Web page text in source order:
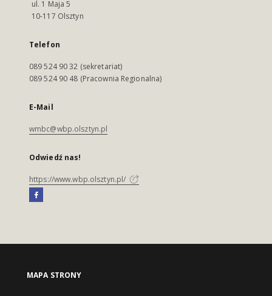
ul. 1 Maja 5
10-117 Olsztyn
Telefon
089 524 90 32 (sekretariat)
089 524 90 48 (Pracownia Regionalna)
E-Mail
wmbc@wbp.olsztyn.pl
Odwiedź nas!
https://www.wbp.olsztyn.pl/
MAPA STRONY